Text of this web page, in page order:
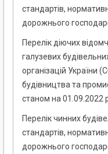
стандартів,
дорожнього
Перелік діючих
галузевих
організацій України
будівництва та
станом на 01.09.2022
Перелік чинних
стандартів,
дорожнього